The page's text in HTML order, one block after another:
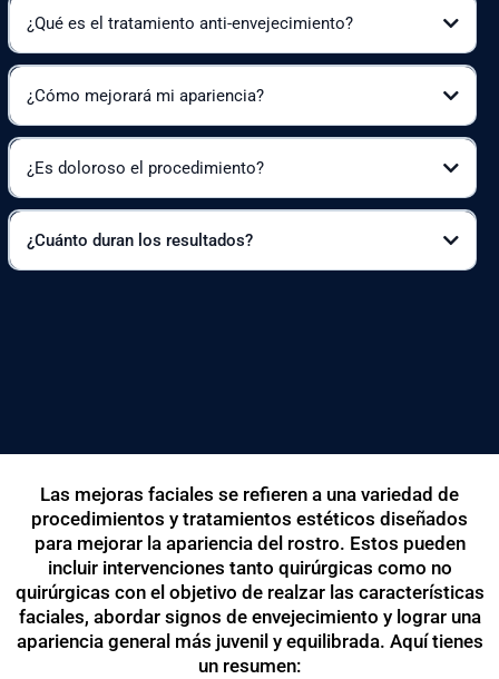
Cómo te hará sentir y ver:
Beneficios:
¿Qué es el tratamiento anti-envejecimiento?
¿Cómo mejorará mi apariencia?
¿Es doloroso el procedimiento?
¿Cuánto duran los resultados?
Las mejoras faciales se refieren a una variedad de
procedimientos y tratamientos estéticos diseñados
para mejorar la apariencia del rostro. Estos pueden
incluir intervenciones tanto quirúrgicas como no
quirúrgicas con el objetivo de realzar las características
faciales, abordar signos de envejecimiento y lograr una
apariencia general más juvenil y equilibrada. Aquí tienes
un resumen: